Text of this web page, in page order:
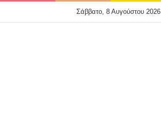
Σάββατο, 8 Αυγούστου 2026